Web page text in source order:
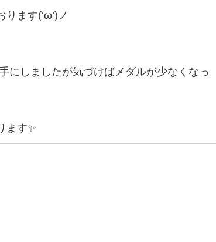
ます(‘ω’)ノ
にしましたが気づけばメダルが少なくなっ
ます✨